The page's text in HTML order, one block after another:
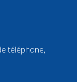
téléphone,